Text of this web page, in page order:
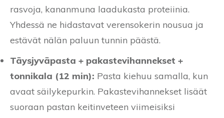
rasvoja, kananmuna laadukasta proteiinia.
Yhdessä ne hidastavat verensokerin nousua ja
estävät nälän paluun tunnin päästä.
Täysjyväpasta + pakastevihannekset +
tonnikala (12 min): Pasta kiehuu samalla, kun
avaat säilykepurkin. Pakastevihannekset lisäät
suoraan pastan keitinveteen viimeisiksi